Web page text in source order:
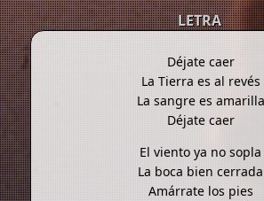
LETRA
Déjate caer
La Tierra es al revés
La sangre es amarilla
Déjate caer
El viento ya no sopla
La boca bien cerrada
Amárrate los pies